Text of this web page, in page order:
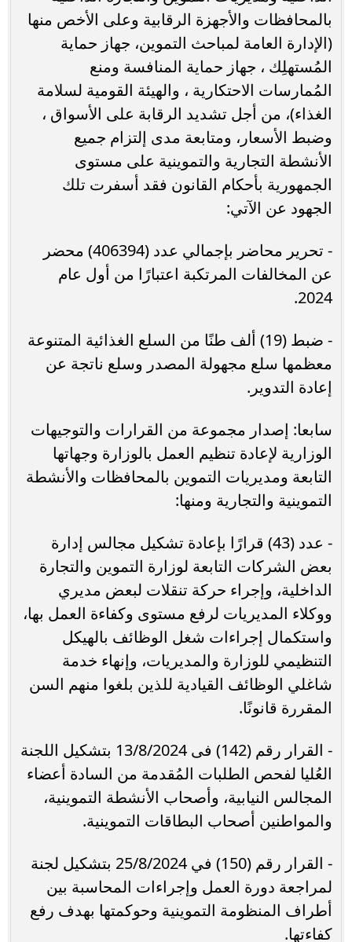
بالمحافظات والأجهزة الرقابية وعلى الأخص منها
(الإدارة العامة لمباحث التموين، جهاز حماية
المُستهلِك ، جهاز حماية المنافسة ومنع
المُمارسات الاحتكارية ، والهيئة القومية لسلامة
الغذاء)، من أجل تشديد الرقابة على الأسواق ،
وضبط الأسعار، ومتابعة مدى إلتزام جميع
الأنشطة التجارية والتموينية على مستوى
الجمهورية بأحكام القانون فقد أسفرت تلك
الجهود عن الآتي:
- تحرير محاضر بإجمالي عدد (406394) محضر
عن المخالفات المرتكبة اعتبارًا من أول عام
2024.
- ضبط (19) ألف طنًا من السلع الغذائية المتنوعة
معظمها سلع مجهولة المصدر وسلع ناتجة عن
إعادة التدوير.
سابعا: إصدار مجموعة من القرارات والتوجيهات
الوزارية لإعادة تنظيم العمل بالوزارة وجهاتها
التابعة ومديريات التموين بالمحافظات والأنشطة
التموينية والتجارية ومنها:
- عدد (43) قرارًا بإعادة تشكيل مجالس إدارة
بعض الشركات التابعة لوزارة التموين والتجارة
الداخلية، وإجراء حركة تنقلات لبعض مديري
ووكلاء المديريات لرفع مستوى وكفاءة العمل بها،
واستكمال إجراءات شغل الوظائف بالهيكل
التنظيمي للوزارة والمديريات، وإنهاء خدمة
شاغلي الوظائف القيادية للذين بلغوا منهم السن
المقررة قانونًا.
- القرار رقم (142) فى 13/8/2024 بتشكيل اللجنة
العُليا لفحص الطلبات المُقدمة من السادة أعضاء
المجالس النيابية، وأصحاب الأنشطة التموينية،
والمواطنين أصحاب البطاقات التموينية.
- القرار رقم (150) في 25/8/2024 بتشكيل لجنة
لمراجعة دورة العمل وإجراءات المحاسبة بين
أطراف المنظومة التموينية وحوكمتها بهدف رفع
كفاءتها.